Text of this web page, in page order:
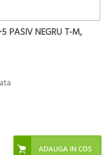
PASIV NEGRU T-M,